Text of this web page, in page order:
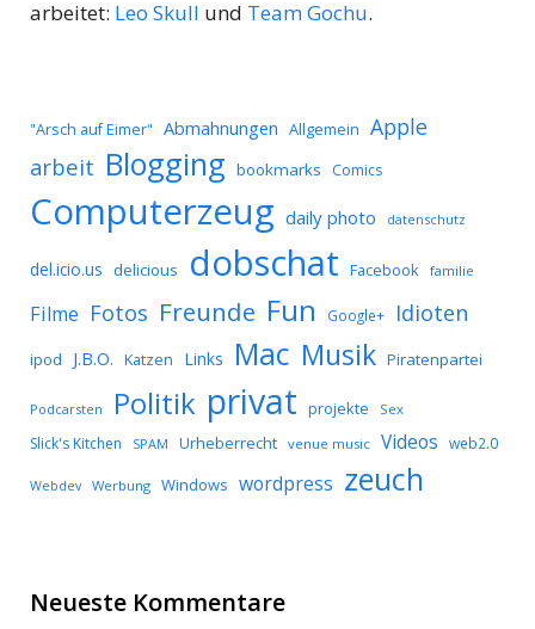
arbeitet: Leo Skull und Team Gochu.
"Arsch auf Eimer" Abmahnungen Allgemein Apple
arbeit Blogging bookmarks Comics
Computerzeug daily photo datenschutz
del.icio.us delicious dobschat Facebook familie
Filme Fotos Freunde Fun Google+ Idioten
ipod J.B.O. Katzen Links Mac Musik Piratenpartei
Podcarsten Politik privat projekte Sex
Slick's Kitchen SPAM Urheberrecht venue music Videos web2.0
Webdev Werbung Windows wordpress zeuch
Neueste Kommentare